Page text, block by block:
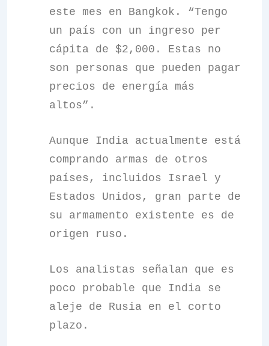
este mes en Bangkok. “Tengo
un país con un ingreso per
cápita de $2,000. Estas no
son personas que pueden pagar
precios de energía más
altos”.
Aunque India actualmente está
comprando armas de otros
países, incluidos Israel y
Estados Unidos, gran parte de
su armamento existente es de
origen ruso.
Los analistas señalan que es
poco probable que India se
aleje de Rusia en el corto
plazo.